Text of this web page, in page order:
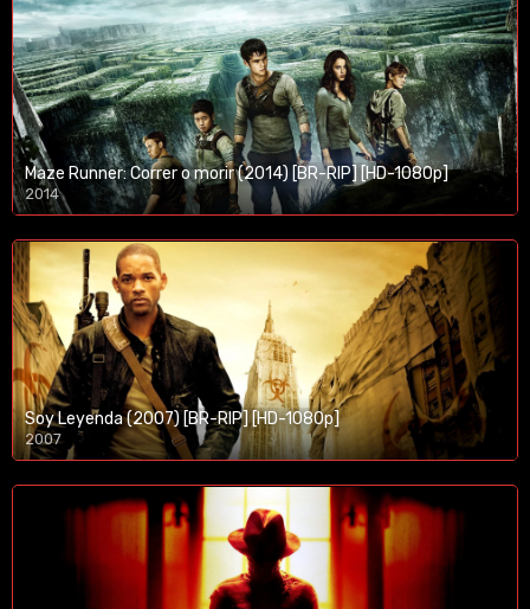
Maze Runner: Correr o morir (2014) [BR-RIP] [HD-1080p]
2014
1080p/720p
Soy Leyenda (2007) [BR-RIP] [HD-1080p]
2007
1080p/720p